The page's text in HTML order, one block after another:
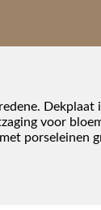
Dekplaat
voor
porseleinen